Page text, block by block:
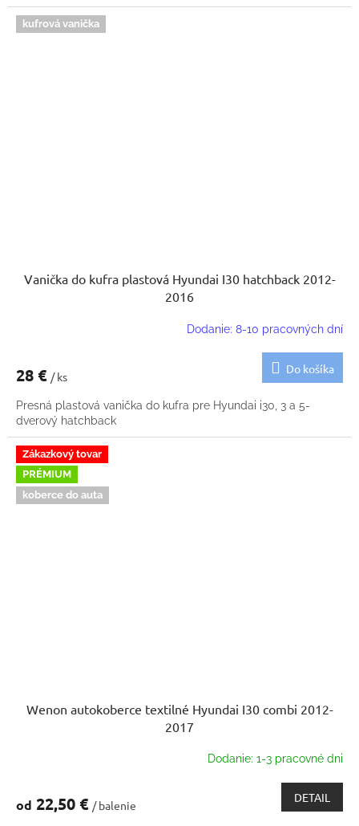
kufrová vanička
Vanička do kufra plastová Hyundai I30 hatchback 2012-
2016
Dodanie: 8-10 pracovných dní
28 € / ks
Do košíka
Presná plastová vanička do kufra pre Hyundai i30, 3 a 5-
dverový hatchback
Zákazkový tovar
PRÉMIUM
koberce do auta
Wenon autokoberce textilné Hyundai I30 combi 2012-
2017
Dodanie: 1-3 pracovné dni
od 22,50 € / balenie
DETAIL